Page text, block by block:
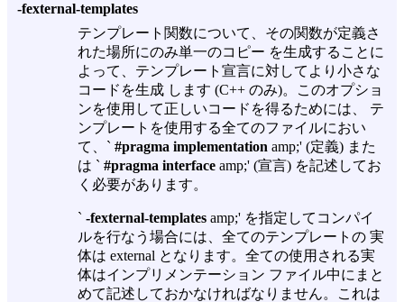
-fexternal-templates
テンプレート関数について、その関数が定義さ
れた場所にのみ単一のコピー を生成することに
よって、テンプレート宣言に対してより小さな
コードを生成 します (C++ のみ)。このオプショ
ンを使用して正しいコードを得るためには、 テ
ンプレートを使用する全てのファイルにおい
て、` #pragma implementation amp;' (定義) また
は ` #pragma interface amp;' (宣言) を記述してお
く必要があります。
` -fexternal-templates amp;' を指定してコンパイ
ルを行なう場合には、全てのテンプレートの 実
体は external となります。全ての使用される実
体はインプリメンテーション ファイル中にまと
めて記述しておかなければなりません。これは